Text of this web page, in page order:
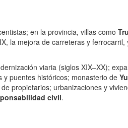
en la provincia, villas como
la mejora de carreteras y ferrocarril,
viaria (siglos XIX–XX);
y puentes históricos; monasterio de
propietarios; urbanizaciones y
civil.